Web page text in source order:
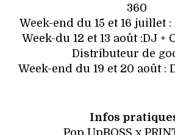
360
Week-end du 15 et 16 juillet
Week-du 12 et 13 août :DJ +
Distributeur de
Week-end du 19 et 20 août :
Infos